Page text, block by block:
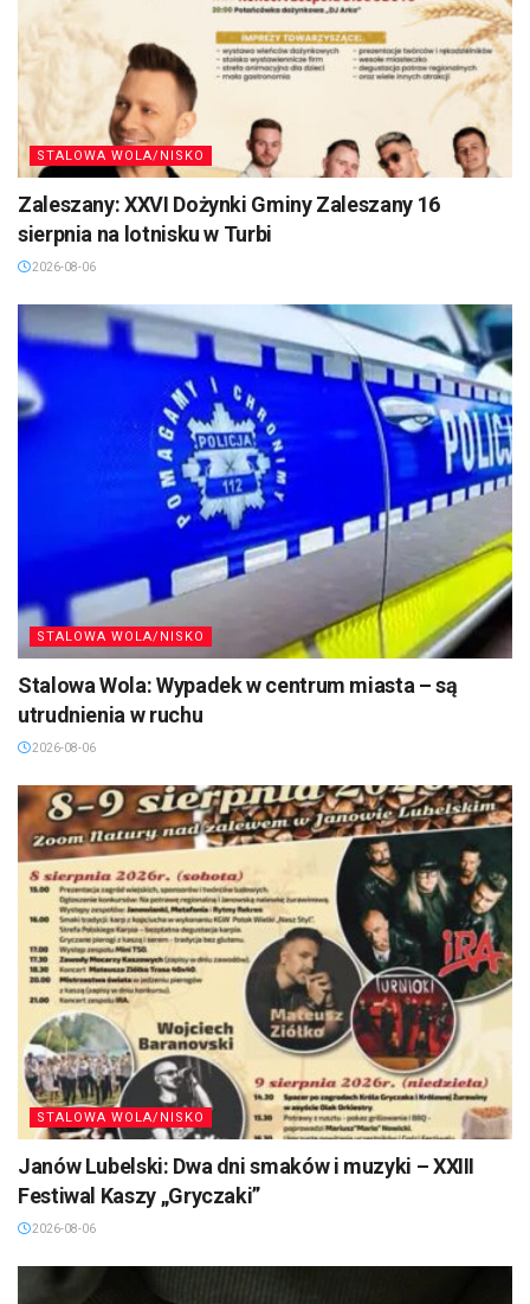
STALOWA WOLA/NISKO
Zaleszany: XXVI Dożynki Gminy Zaleszany 16
sierpnia na lotnisku w Turbi
2026-08-06
STALOWA WOLA/NISKO
Stalowa Wola: Wypadek w centrum miasta – są
utrudnienia w ruchu
2026-08-06
STALOWA WOLA/NISKO
Janów Lubelski: Dwa dni smaków i muzyki – XXIII
Festiwal Kaszy „Gryczaki”
2026-08-06